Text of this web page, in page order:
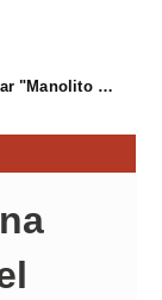
El II Circuito Escolar "Manolito el Pegu" volvió a reunir a las jóvenes promesas del ciclismo asturiano en El Carbayu